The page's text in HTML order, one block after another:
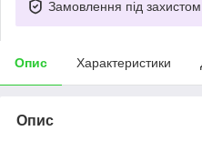
Замовлення під захистом
Опис Характеристики
Опис